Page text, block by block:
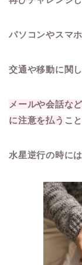
パソコンやスマ
交通や移動に関
メールや会話な
に注意を払う こ
水星逆行の時に